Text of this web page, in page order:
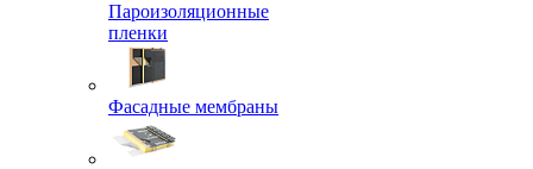
Пароизоляционные
пленки
Фасадные мембраны